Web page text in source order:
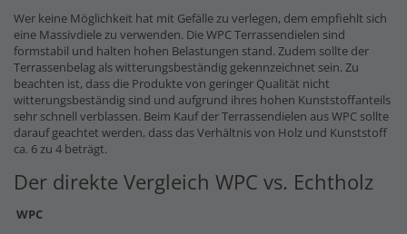
Wer keine Möglichkeit hat mit Gefälle zu verlegen, dem empfiehlt sich
eine Massivdiele zu verwenden. Die WPC Terrassendielen sind
formstabil und halten hohen Belastungen stand. Zudem sollte der
Terrassenbelag als witterungsbeständig gekennzeichnet sein. Zu
beachten ist, dass die Produkte von geringer Qualität nicht
witterungsbeständig sind und aufgrund ihres hohen Kunststoffanteils
sehr schnell verblassen. Beim Kauf der Terrassendielen aus WPC sollte
darauf geachtet werden, dass das Verhältnis von Holz und Kunststoff
ca. 6 zu 4 beträgt.
Der direkte Vergleich WPC vs. Echtholz
WPC